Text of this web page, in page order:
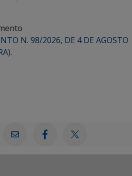
N. 98/2026, DE 4 DE AGOSTO